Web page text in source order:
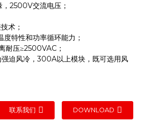
2500V交流电压；
术；
特性和功率循环能力；
耐压≥2500VAC；
迫风冷，300A以上模块，既可选用风
联系我们 DOWNLOAD